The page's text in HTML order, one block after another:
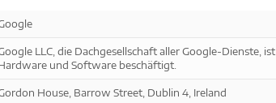
LLC, die Dachgesellschaft aller Google-Dienste,
und Software beschäftigt.
House, Barrow Street, Dublin 4, Ireland